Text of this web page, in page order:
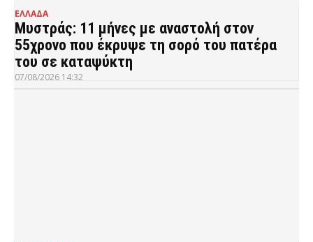
ΕΛΛΑΔΑ
Μυστράς: 11 μήνες με αναστολή στον
55χρονο που έκρυψε τη σορό του πατέρα
του σε καταψύκτη
07/08/2026 14:32